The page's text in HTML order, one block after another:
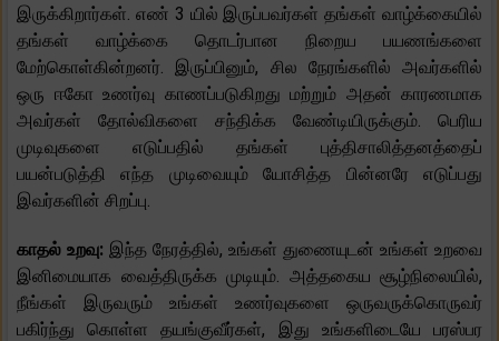
இருக்கிறார்கள். எண் 3 யில் இருப்பவர்கள் தங்கள் வாழ்க்கையில்
தங்கள் வாழ்க்கை தொடர்பான நிறைய பயணங்களை
மேற்கொள்கின்றனர். இருப்பினும், சில நேரங்களில் அவர்களில்
ஒரு ஈகோ உணர்வு காணப்படுகிறது மற்றும் அதன் காரணமாக
அவர்கள் தோல்விகளை சந்திக்க வேண்டியிருக்கும். பெரிய
முடிவுகளை எடுப்பதில் தங்கள் புத்திசாலித்தனத்தைப்
பயன்படுத்தி எந்த முடிவையும் யோசித்த பின்னரே எடுப்பது
இவர்களின் சிறப்பு.
காதல் உறவு: இந்த நேரத்தில், உங்கள் துணையுடன் உங்கள் உறவை
இனிமையாக வைத்திருக்க முடியும். அத்தகைய சூழ்நிலையில்,
நீங்கள் இருவரும் உங்கள் உணர்வுகளை ஒருவருக்கொருவர்
பகிர்ந்து கொள்ள தயங்குவீர்கள், இது உங்களிடையே பரஸ்பர